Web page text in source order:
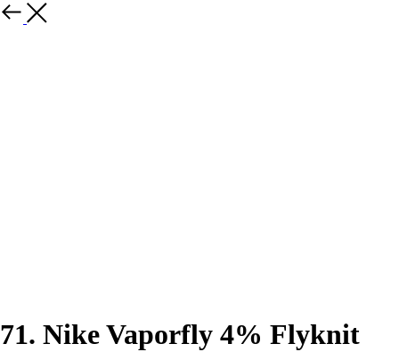
назад
71. Nike Vaporfly 4% Flyknit